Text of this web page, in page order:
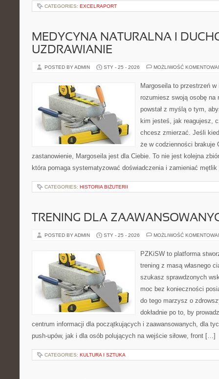
CATEGORIES: EXCELRAPORT
MEDYCYNA NATURALNA I
UZDRAWIANIE
POSTED BY ADMIN STY - 25 - 2026 MOŻLIWOŚĆ
Margoseila to przestrzeń
rozumiesz swoją osobę na
powstał z myślą o tym,
kim jesteś, jak reagujesz,
chcesz zmierzać. Jeśli
że w codzienności brakuje
zastanowienie, Margoseila jest dla Ciebie. To nie jest kolejna
która pomaga systematyzować doświadczenia i zamieniać
CATEGORIES: HISTORIA BIŻUTERII
TRENING DLA
POSTED BY ADMIN STY - 25 - 2026 MOŻLIWOŚĆ
PZKiSW to platforma
trening z masą własnego
szukasz sprawdzonych
moc bez konieczności
do tego marzysz o
dokładnie po to, by
centrum informacji dla początkujących i zaawansowanych, dla
push-upów, jak i dla osób polujących na wejście siłowe, front […]
CATEGORIES: KULTURA I SZTUKA